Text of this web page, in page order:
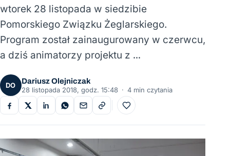
wtorek 28 listopada w siedzibie
Pomorskiego Związku Żeglarskiego.
Program został zainaugurowany w czerwcu,
a dziś animatorzy projektu z …
DO
Dariusz Olejniczak
28 listopada 2018, godz. 15:48 · 4 min czytania
Do ulubionych